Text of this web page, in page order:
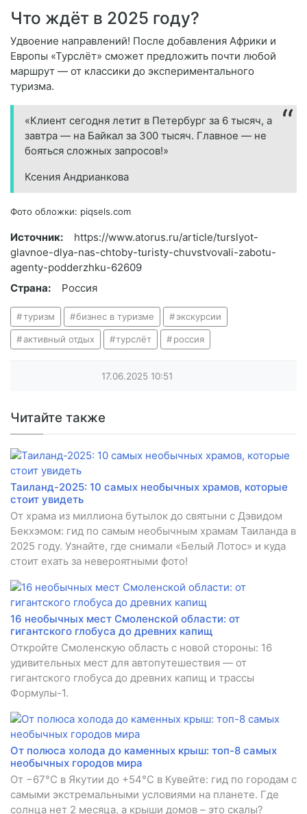
Что ждёт в 2025 году?
Удвоение направлений! После добавления Африки и
Европы «Турслёт» сможет предложить почти любой
маршрут — от классики до экспериментального
туризма.
«Клиент сегодня летит в Петербург за 6 тысяч, а
завтра — на Байкал за 300 тысяч. Главное — не
бояться сложных запросов!»
Ксения Андрианкова
Фото обложки: piqsels.com
Источник:
https://www.atorus.ru/article/turslyot-
glavnoe-dlya-nas-chtoby-turisty-chuvstvovali-zabotu-
agenty-podderzhku-62609
Страна:
Россия
туризм бизнес в туризме экскурсии
активный отдых турслёт россия
17.06.2025 10:51
Читайте также
Таиланд-2025: 10 самых необычных храмов, которые
стоит увидеть
От храма из миллиона бутылок до святыни с Дэвидом
Бекхэмом: гид по самым необычным храмам Таиланда в
2025 году. Узнайте, где снимали «Белый Лотос» и куда
стоит ехать за невероятными фото!
16 необычных мест Смоленской области: от
гигантского глобуса до древних капищ
Откройте Смоленскую область с новой стороны: 16
удивительных мест для автопутешествия — от
гигантского глобуса до древних капищ и трассы
Формулы-1.
От полюса холода до каменных крыш: топ-8 самых
необычных городов мира
От −67°C в Якутии до +54°C в Кувейте: гид по городам с
самыми экстремальными условиями на планете. Где
солнца нет 2 месяца, а крыши домов – это скалы?